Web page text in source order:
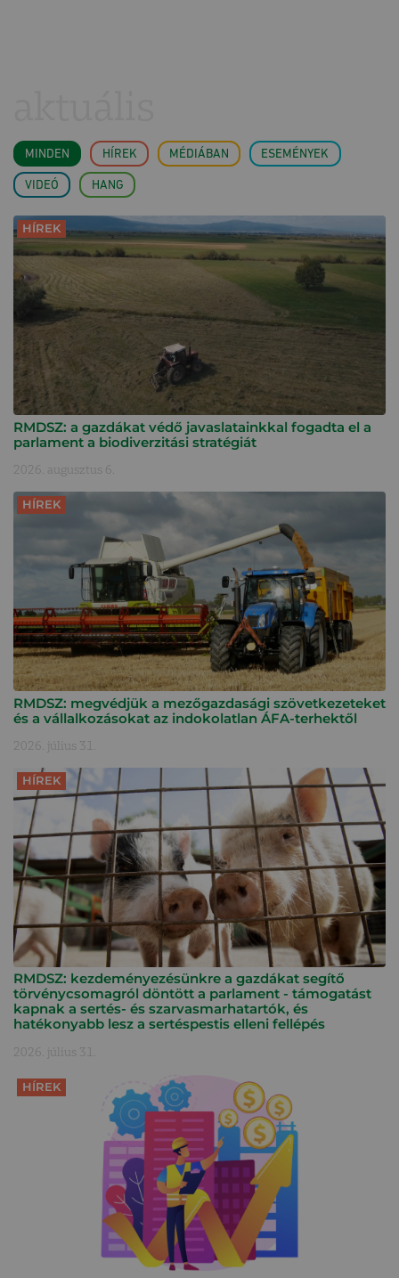
MINDEN HÍREK MÉDIÁBAN ESEMÉNYEK
VIDEÓ HANG
HÍREK
RMDSZ: a gazdákat védő javaslatainkkal fogadta el a
parlament a biodiverzitási stratégiát
2026. augusztus 6.
HÍREK
RMDSZ: megvédjük a mezőgazdasági szövetkezeteket
és a vállalkozásokat az indokolatlan ÁFA-terhektől
2026. július 31.
HÍREK
RMDSZ: kezdeményezésünkre a gazdákat segítő
törvénycsomagról döntött a parlament - támogatást
kapnak a sertés- és szarvasmarhatartók, és
hatékonyabb lesz a sertéspestis elleni fellépés
2026. július 31.
HÍREK